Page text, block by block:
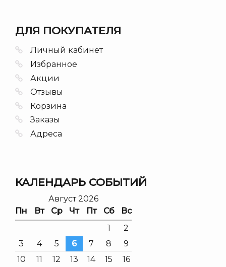
ДЛЯ ПОКУПАТЕЛЯ
Личный кабинет
Избранное
Акции
Отзывы
Корзина
Заказы
Адреса
КАЛЕНДАРЬ СОБЫТИЙ
Август 2026
Пн
Вт Ср Чт Пт Сб
Вс
1
2
3
4 5 6 7 8
9
10
11 12 13 14 15 16